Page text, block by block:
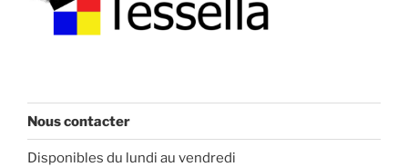
Nous contacter
Disponibles du lundi au vendredi